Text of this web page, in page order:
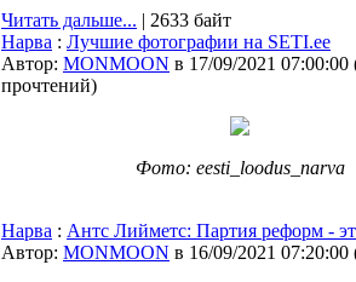
Читать дальше... | 2633 байт
Нарва : Лучшие фотографии на SETI.ee
Автор: MONMOON в 17/09/2021 07:00:00
прочтений)
Фото: eesti_loodus_narva
Нарва : Антс Лийметс: Партия реформ -
Автор: MONMOON в 16/09/2021 07:20:00